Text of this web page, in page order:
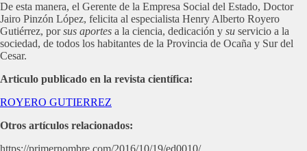
De esta manera, el Gerente de la Empresa Social del Estado, Doctor
Jairo Pinzón López, felicita al especialista Henry Alberto Royero
Gutiérrez, porsus aportes a la ciencia, dedicación y su servicio a la
sociedad, de todos los habitantes de la Provincia de Ocaña y Sur del
Cesar.
Articulo publicado en la revista científica:
ROYERO GUTIERREZ
Otros artículos relacionados:
https://primernombre.com/2016/10/19/ed0010/